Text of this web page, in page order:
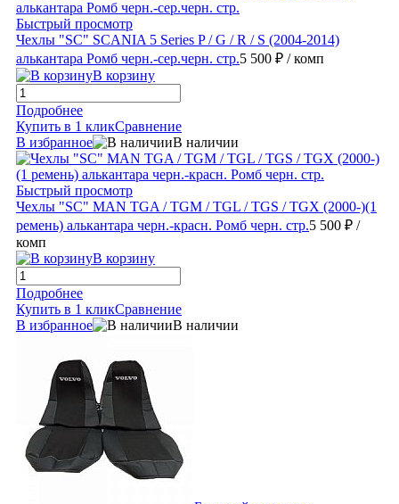
Быстрый просмотр
Чехлы "SC" SCANIA 5 Series P / G / R / S (2004-2014)
алькантара Ромб черн.-сер.черн. стр.5 500 ₽ / комп
В корзину
Подробнее
Купить в 1 кликСравнение
В избранное
В наличии
Быстрый просмотр
Чехлы "SC" MAN TGA / TGM / TGL / TGS / TGX (2000-)(1
ремень) алькантара черн.-красн. Ромб черн. стр.5 500 ₽ /
комп
В корзину
Подробнее
Купить в 1 кликСравнение
В избранное
В наличии